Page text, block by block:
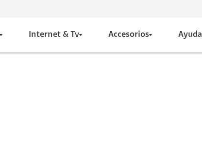
Internet & Tv Accesorios Ayuda